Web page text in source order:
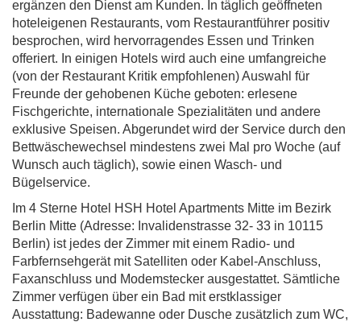
ergänzen den Dienst am Kunden. In täglich geöffneten
hoteleigenen Restaurants, vom Restaurantführer positiv
besprochen, wird hervorragendes Essen und Trinken
offeriert. In einigen Hotels wird auch eine umfangreiche
(von der Restaurant Kritik empfohlenen) Auswahl für
Freunde der gehobenen Küche geboten: erlesene
Fischgerichte, internationale Spezialitäten und andere
exklusive Speisen. Abgerundet wird der Service durch den
Bettwäschewechsel mindestens zwei Mal pro Woche (auf
Wunsch auch täglich), sowie einen Wasch- und
Bügelservice.
Im 4 Sterne Hotel HSH Hotel Apartments Mitte im Bezirk
Berlin Mitte (Adresse: Invalidenstrasse 32- 33 in 10115
Berlin) ist jedes der Zimmer mit einem Radio- und
Farbfernsehgerät mit Satelliten oder Kabel-Anschluss,
Faxanschluss und Modemstecker ausgestattet. Sämtliche
Zimmer verfügen über ein Bad mit erstklassiger
Ausstattung: Badewanne oder Dusche zusätzlich zum WC,